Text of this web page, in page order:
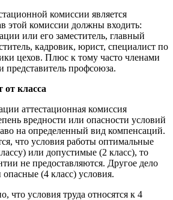
комиссии является
этой комиссии должны входить:
или его заместитель, главный
кадровик, юрист, специалист по
цехов. Плюс к тому часто членами
представитель профсоюза.
от класса
аттестационная комиссия
вредности или опасности условий
на определенный вид компенсаций.
что условия работы оптимальные
или допустимые (2 класс), то
не предоставляются. Другое дело
(4 класс) условия.
что условия труда относятся к 4